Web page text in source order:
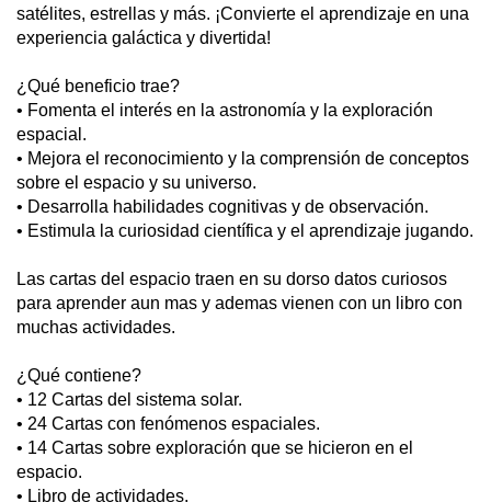
satélites, estrellas y más. ¡Convierte el aprendizaje en una
experiencia galáctica y divertida!
¿Qué beneficio trae?
• Fomenta el interés en la astronomía y la exploración
espacial.
• Mejora el reconocimiento y la comprensión de conceptos
sobre el espacio y su universo.
• Desarrolla habilidades cognitivas y de observación.
• Estimula la curiosidad científica y el aprendizaje jugando.
Las cartas del espacio traen en su dorso datos curiosos
para aprender aun mas y ademas vienen con un libro con
muchas actividades.
¿Qué contiene?
• 12 Cartas del sistema solar.
• 24 Cartas con fenómenos espaciales.
• 14 Cartas sobre exploración que se hicieron en el
espacio.
• Libro de actividades.